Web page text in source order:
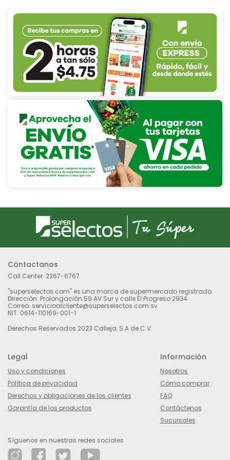
Cóntactanos
Call Center: 2267-6767
"superselectos.com" es una marca de supermercado registrado.
Dirección: Prolongación 59 AV Sur y calle El Progreso 2934.
Correo: servicioalcliente@superselectos.com.sv
NIT: 0614-110169-001-1
Derechos Reservados 2023 Calleja, S.A de C.V.
Legal
Uso y condiciones
Política de privacidad
Derechos y obligaciones de los clientes
Garantía de los productos
Información
Nosotros
Cómo comprar
FAQ
Contáctenos
Sucursales
Síguenos en nuestras redes sociales